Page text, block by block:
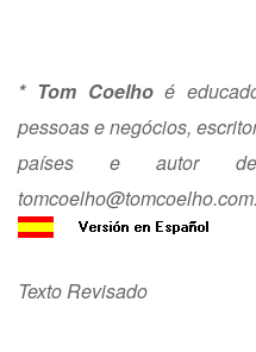
* Tom Coelhoé
pessoas e negócios,
países e autor
Texto Revisado